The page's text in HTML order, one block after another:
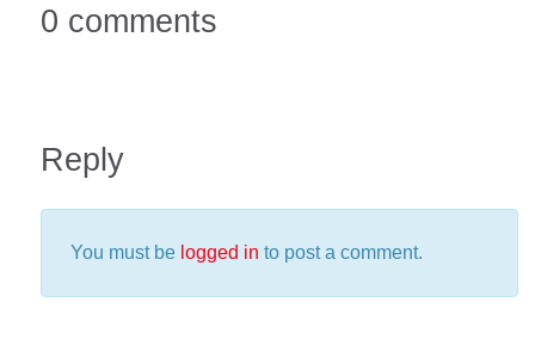
0 comments
Reply
You must be logged in to post a comment.